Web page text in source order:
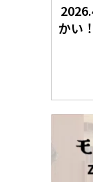
かい